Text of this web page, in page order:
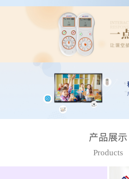
产品展示
Products